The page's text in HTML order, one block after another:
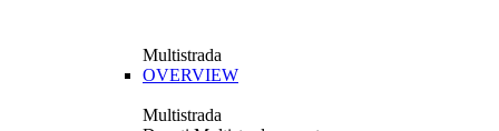
Multistrada
OVERVIEW
Multistrada